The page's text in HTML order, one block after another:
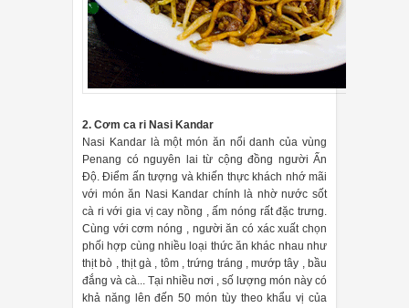
2. Cơm ca ri Nasi Kandar
Nasi Kandar là một món ăn nổi danh của vùng
Penang có nguyên lai từ cộng đồng người Ấn
Độ. Điểm ấn tượng và khiến thực khách nhớ mãi
với món ăn Nasi Kandar chính là nhờ nước sốt
cà ri với gia vị cay nồng , ấm nóng rất đặc trưng.
Cùng với cơm nóng , người ăn có xác xuất chọn
phối hợp cùng nhiều loại thức ăn khác nhau như
thịt bò , thịt gà , tôm , trứng tráng , mướp tây , bầu
đắng và cà... Tại nhiều nơi , số lượng món này có
khả năng lên đến 50 món tùy theo khẩu vị của